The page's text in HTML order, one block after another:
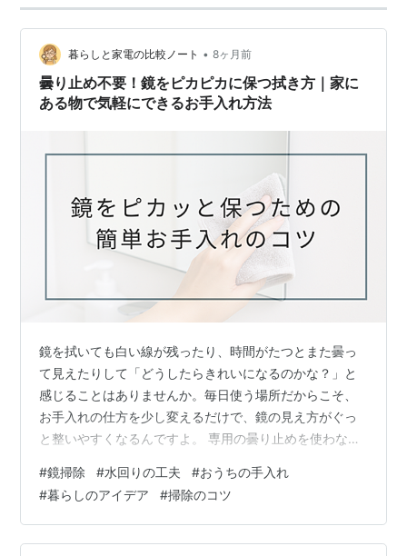
暮らしと家電の比較ノート • 8ヶ月前
曇り止め不要！鏡をピカピカに保つ拭き方｜家に
ある物で気軽にできるお手入れ方法
鏡を拭いても白い線が残ったり、時間がたつとまた曇っ
て見えたりして「どうしたらきれいになるのかな？」と
感じることはありませんか。毎日使う場所だからこそ、
お手入れの仕方を少し変えるだけで、鏡の見え方がぐっ
と整いやすくなるんですよ。 専用の曇り止めを使わなく
時にサッと取り入れられるのも嬉しいポイントです。 こ
の記事では、鏡をピカッと見せる拭き方を中心に、白い
線が残りにくいコツや、日常で続けやすい工夫までまと
めてご紹介します。 忙しい日でも負担なく取り入れられ
#鏡掃除 #水回りの工夫 #おうちの手入れ
#暮らしのアイデア #掃除のコツ